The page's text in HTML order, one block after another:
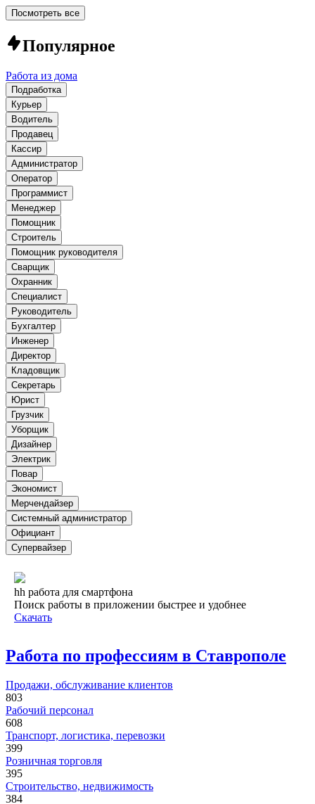
Посмотреть все
Популярное
Работа из дома
Подработка
Курьер
Водитель
Продавец
Кассир
Администратор
Оператор
Программист
Менеджер
Помощник
Строитель
Помощник руководителя
Сварщик
Охранник
Специалист
Руководитель
Бухгалтер
Инженер
Директор
Кладовщик
Секретарь
Юрист
Грузчик
Уборщик
Дизайнер
Электрик
Повар
Экономист
Мерчендайзер
Системный администратор
Официант
Супервайзер
hh работа для смартфона
Поиск работы в приложении быстрее и удобнее
Скачать
Работа по профессиям в Ставрополе
Продажи, обслуживание клиентов
803
Рабочий персонал
608
Транспорт, логистика, перевозки
399
Розничная торговля
395
Строительство, недвижимость
384